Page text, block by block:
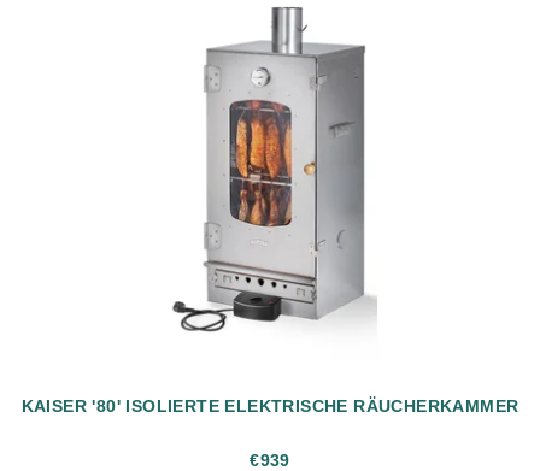
KAISER '80' ISOLIERTE ELEKTRISCHE RÄUCHERKAMMER
€939